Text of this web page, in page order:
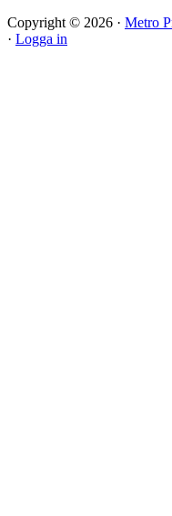
Copyright © 2026 · Metro
· Logga in